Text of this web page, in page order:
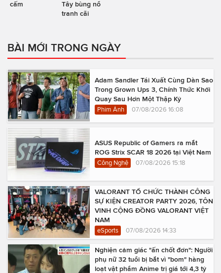
cấm
Tây bùng nổ
tranh cãi
BÀI MỚI TRONG NGÀY
Adam Sandler Tái Xuất Cùng Dàn Sao
Trong Grown Ups 3, Chính Thức Khởi
Quay Sau Hơn Một Thập Kỷ
Phim Ảnh 07/08/2026 16:08
ASUS Republic of Gamers ra mắt
ROG Strix SCAR 18 2026 tại Việt Nam
Công Nghệ 07/08/2026 15:18
VALORANT TỔ CHỨC THÀNH CÔNG
SỰ KIỆN CREATOR PARTY 2026, TÔN
VINH CỘNG ĐỒNG VALORANT VIỆT
NAM
eSports 07/08/2026 14:33
Nghiện cảm giác "ấn chốt đơn": Người
phụ nữ 32 tuổi bị bắt vì "bom" hàng
loạt vật phẩm Anime trị giá tới 4,3 tỷ